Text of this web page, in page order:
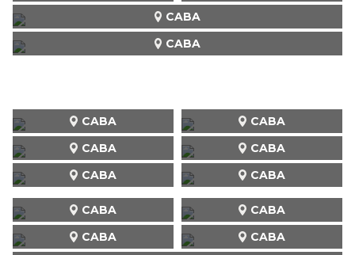
CABA
CABA
CABA
CABA
CABA
CABA
CABA
CABA
CABA CABA
CABA CABA